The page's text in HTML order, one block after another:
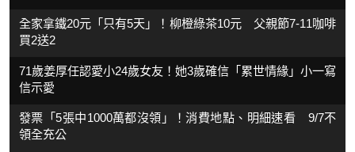
全家拿鐵20元「只有5天」！柳橙綠茶10元 父親節7-11咖啡
買2送2
71歲姜厚任認愛小24歲女友！她3歲確信「累世情緣」小一寫
信示愛
發票「5張中1000萬都沒領」！消費地點、明細速看 9/7不
領全充公